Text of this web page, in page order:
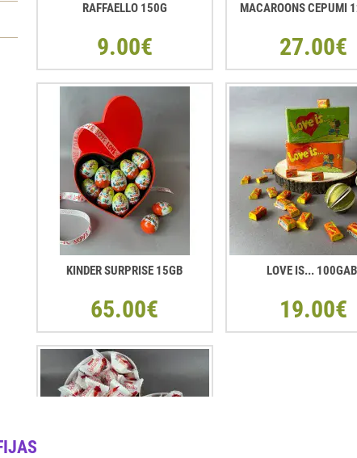
RAFFAELLO 150G
9.00€
MACAROONS CEPUMI
27.00€
KINDER SURPRISE 15GB
65.00€
LOVE IS...
19.00€